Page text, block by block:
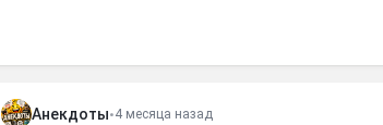
Анекдоты•4 месяца назад